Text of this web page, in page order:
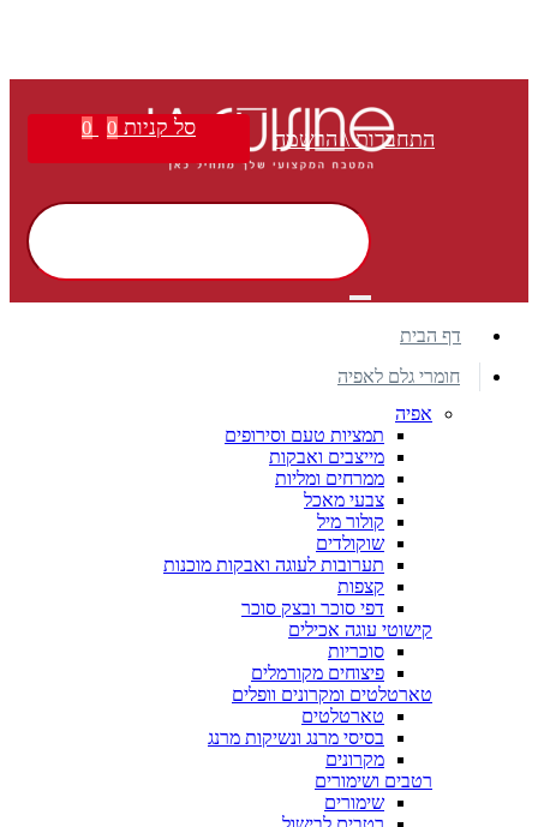
התחברות \ הרשמה סל קניות 0
0
דף הבית
חומרי גלם לאפיה
אפיה
תמציות טעם וסירופים
מייצבים ואבקות
ממרחים ומליות
צבעי מאכל
קולור מיל
שוקולדים
תערובות לעוגה ואבקות מוכנות
קצפות
דפי סוכר ובצק סוכר
קישוטי עוגה אכילים
סוכריות
פיצוחים מקורמלים
טארטלטים ומקרונים וופלים
טארטלטים
בסיסי מרנג ונשיקות מרנג
מקרונים
רטבים ושימורים
שימורים